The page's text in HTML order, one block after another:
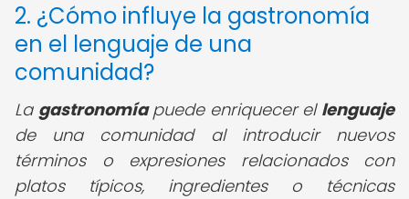
2. ¿Cómo influye la gastronomía
en el lenguaje de una
comunidad?
La gastronomíapuede enriquecer el lenguaje
de una comunidad al introducir nuevos
términos o expresiones relacionados con
platos típicos, ingredientes o técnicas